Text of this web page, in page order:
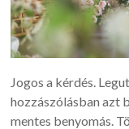
Jogos a kérdés.
hozzászólásban azt
mentes benyomás.